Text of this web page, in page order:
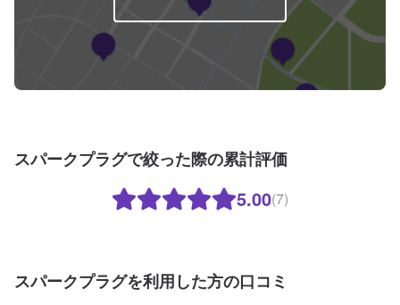
スパークプラグで絞った際の累計評価
5.00(7)
スパークプラグを利用した方の口コミ